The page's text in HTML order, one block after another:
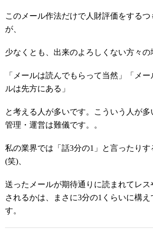
このメール作法だけで人財評価をする
が、
少なくとも、出来のよろしくない方々の
「メールは読んでもらって当然」「メ
ルは先方にある」
と考える人が多いです。こういう人が
管理・運営は難儀です。。
私の業界では「話3分の1 」と言ったり
(笑)
送ったメールが期待通りに読まれてレス
されるかは、まさに3分の1 くらいに構
す。